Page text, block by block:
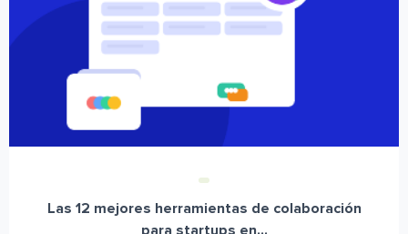
Las 12 mejores herramientas de colaboración
para startups en...